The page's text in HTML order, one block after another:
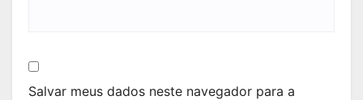
Salvar meus dados neste navegador para a